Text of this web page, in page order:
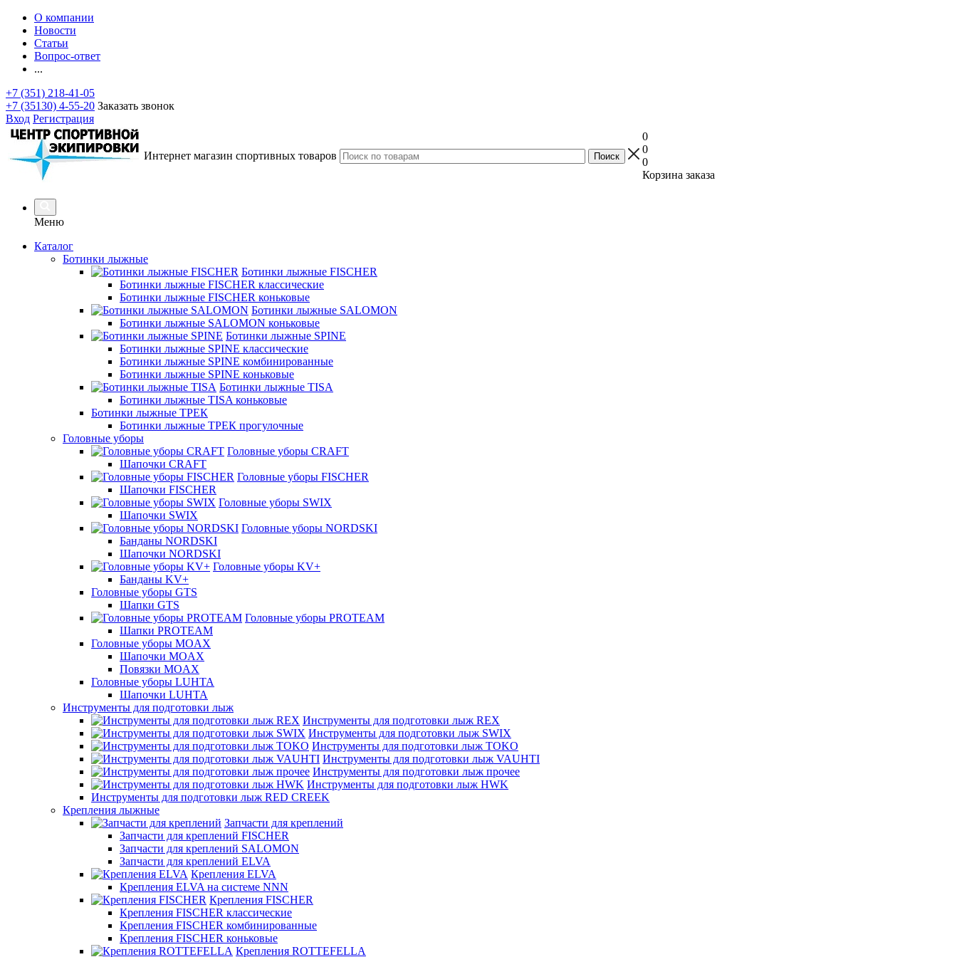
О компании
Новости
Статьи
Вопрос-ответ
...
+7 (351) 218-41-05
+7 (35130) 4-55-20 Заказать звонок
Вход Регистрация
Интернет магазин спортивных товаров
0
0
0
Корзина заказа
Меню
Каталог
Ботинки лыжные
Ботинки лыжные FISCHER
Ботинки лыжные FISCHER классические
Ботинки лыжные FISCHER коньковые
Ботинки лыжные SALOMON
Ботинки лыжные SALOMON коньковые
Ботинки лыжные SPINE
Ботинки лыжные SPINE классические
Ботинки лыжные SPINE комбинированные
Ботинки лыжные SPINE коньковые
Ботинки лыжные TISA
Ботинки лыжные TISA коньковые
Ботинки лыжные ТРЕК
Ботинки лыжные ТРЕК прогулочные
Головные уборы
Головные уборы CRAFT
Шапочки CRAFT
Головные уборы FISCHER
Шапочки FISCHER
Головные уборы SWIX
Шапочки SWIX
Головные уборы NORDSKI
Банданы NORDSKI
Шапочки NORDSKI
Головные уборы KV+
Банданы KV+
Головные уборы GTS
Шапки GTS
Головные уборы PROTEAM
Шапки PROTEAM
Головные уборы MOAX
Шапочки MOAX
Повязки MOAX
Головные уборы LUHTA
Шапочки LUHTA
Инструменты для подготовки лыж
Инструменты для подготовки лыж REX
Инструменты для подготовки лыж SWIX
Инструменты для подготовки лыж TOKO
Инструменты для подготовки лыж VAUHTI
Инструменты для подготовки лыж прочее
Инструменты для подготовки лыж HWK
Инструменты для подготовки лыж RED CREEK
Крепления лыжные
Запчасти для креплений
Запчасти для креплений FISCHER
Запчасти для креплений SALOMON
Запчасти для креплений ELVA
Крепления ELVA
Крепления ELVA на системе NNN
Крепления FISCHER
Крепления FISCHER классические
Крепления FISCHER комбинированные
Крепления FISCHER коньковые
Крепления ROTTEFELLA